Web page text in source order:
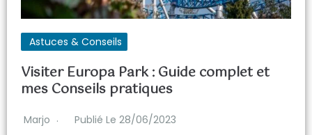
Astuces & Conseils
Visiter Europa Park : Guide complet et
mes Conseils pratiques
Marjo Publié Le 28/06/2023